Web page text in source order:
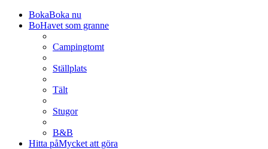
BokaBoka nu
BoHavet som granne
Campingtomt
Ställplats
Tält
Stugor
B&B
Hitta påMycket att göra